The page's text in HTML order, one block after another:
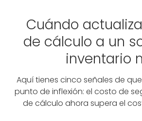
Cuándo
de cálculo a un
inventario
Aquí tienes cinco señales de
punto de inflexión: el costo de
de cálculo ahora supera el